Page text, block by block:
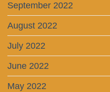
September 2022
August 2022
July 2022
June 2022
May 2022